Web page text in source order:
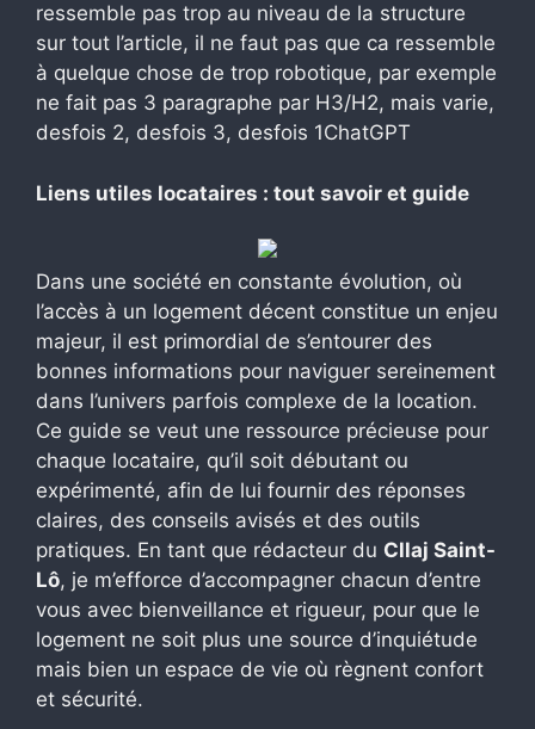
ressemble pas trop au niveau de la structure
sur tout l’article, il ne faut pas que ca ressemble
à quelque chose de trop robotique, par exemple
ne fait pas 3 paragraphe par H3/H2, mais varie,
desfois 2, desfois 3, desfois 1ChatGPT
Liens utiles locataires : tout savoir et guide
Dans une société en constante évolution, où
l’accès à un logement décent constitue un enjeu
majeur, il est primordial de s’entourer des
bonnes informations pour naviguer sereinement
dans l’univers parfois complexe de la location.
Ce guide se veut une ressource précieuse pour
chaque locataire, qu’il soit débutant ou
expérimenté, afin de lui fournir des réponses
claires, des conseils avisés et des outils
pratiques. En tant que rédacteur du Cllaj Saint-
Lô, je m’efforce d’accompagner chacun d’entre
vous avec bienveillance et rigueur, pour que le
logement ne soit plus une source d’inquiétude
mais bien un espace de vie où règnent confort
et sécurité.